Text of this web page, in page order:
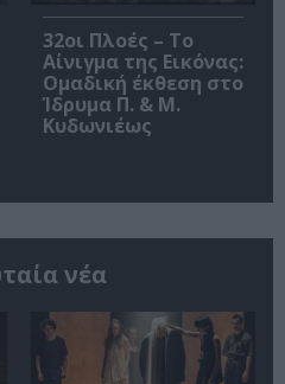
32οι Πλοές – Το
Αίνιγμα της Εικόνας:
Ομαδική έκθεση στο
Ίδρυμα Π. & Μ.
Κυδωνιέως
νέα